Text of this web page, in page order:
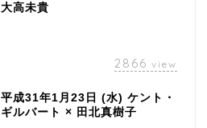
大高未貴
2866 view
平成31年1月23日 (水) ケント・
ギルバート × 田北真樹子